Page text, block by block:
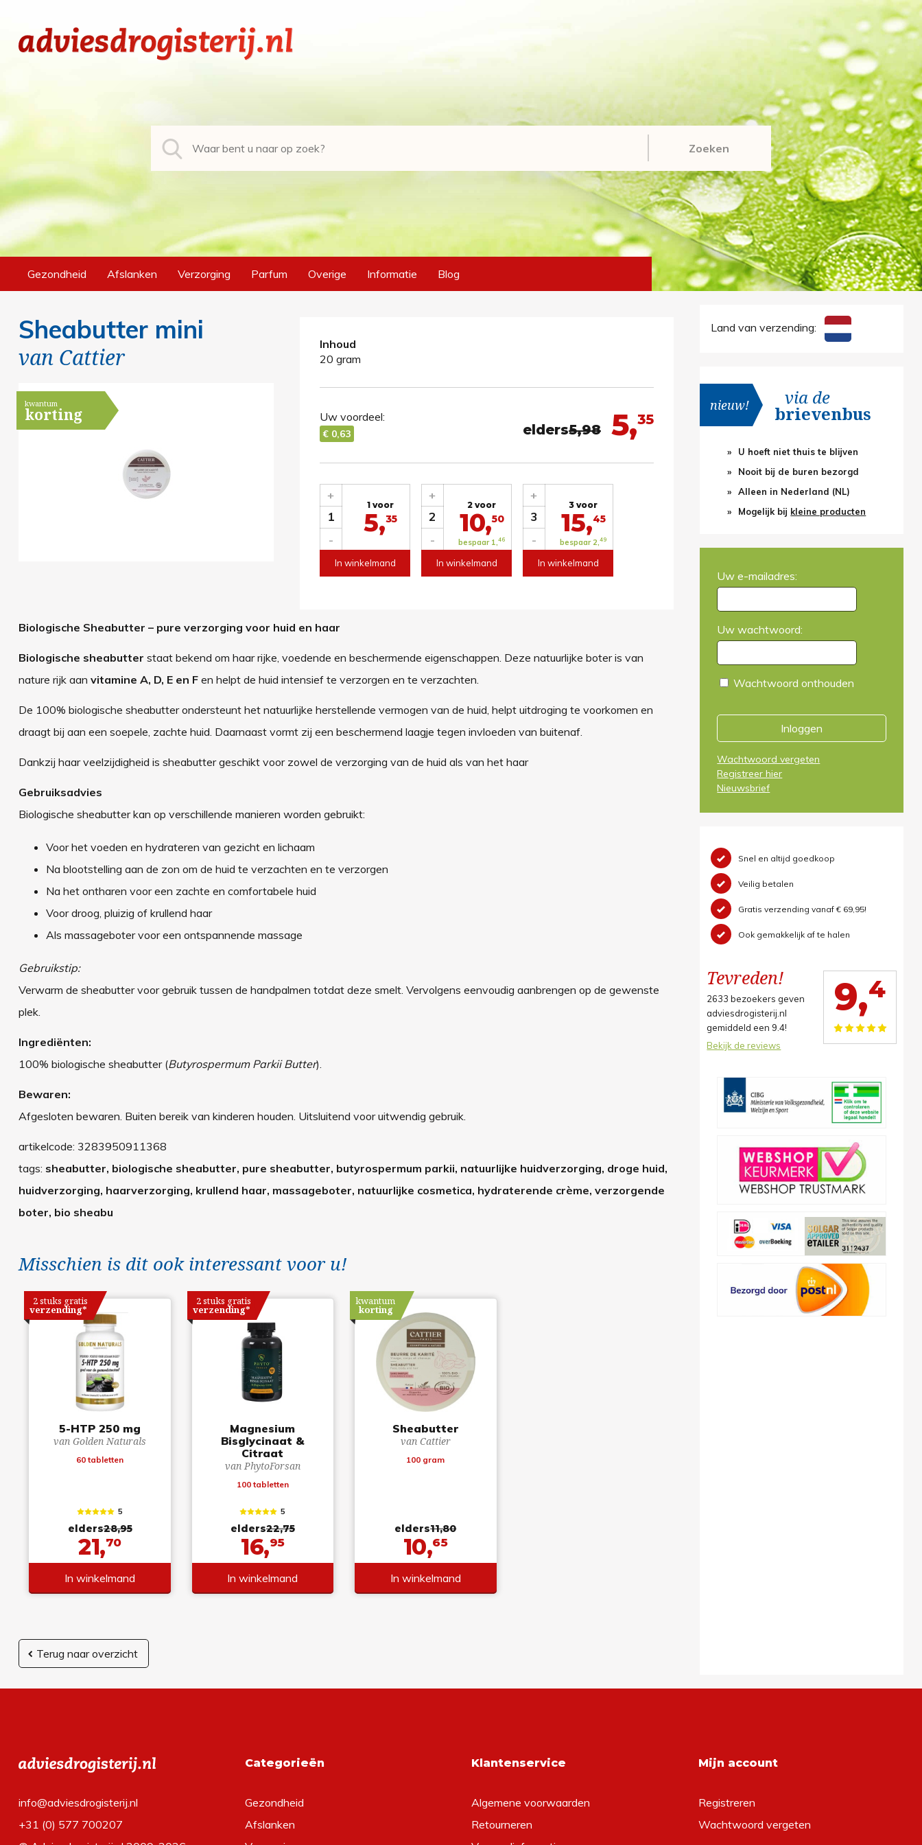
Zoeken
Gezondheid Afslanken Verzorging Parfum Overige Informatie Blog
Sheabutter mini
van Cattier
kwantum
korting
Inhoud
20 gram
5,35
elders5,98
Uw voordeel:
€ 0,63
1
-
+
1 voor
5,35
In winkelmand
2
-
+
2 voor
10,50
bespaar 1,46
In winkelmand
3
-
+
3 voor
15,45
bespaar 2,49
In winkelmand
Biologische Sheabutter – pure verzorging voor huid en haar
Biologische sheabutter staat bekend om haar rijke, voedende en beschermende eigenschappen. Deze natuurlijke boter is van
nature rijk aan vitamine A, D, E en Fen helpt de huid intensief te verzorgen en te verzachten.
De 100% biologische sheabutter ondersteunt het natuurlijke herstellende vermogen van de huid, helpt uitdroging te voorkomen en
draagt bij aan een soepele, zachte huid. Daarnaast vormt zij een beschermend laagje tegen invloeden van buitenaf.
Dankzij haar veelzijdigheid is sheabutter geschikt voor zowel de verzorging van de huid als van het haar
Gebruiksadvies
Biologische sheabutter kan op verschillende manieren worden gebruikt:
Voor het voeden en hydrateren van gezicht en lichaam
Na blootstelling aan de zon om de huid te verzachten en te verzorgen
Na het ontharen voor een zachte en comfortabele huid
Voor droog, pluizig of krullend haar
Als massageboter voor een ontspannende massage
Gebruikstip:
Verwarm de sheabutter voor gebruik tussen de handpalmen totdat deze smelt. Vervolgens eenvoudig aanbrengen op de gewenste
plek.
Ingrediënten:
100% biologische sheabutter (Butyrospermum Parkii Butter).
Bewaren:
Afgesloten bewaren. Buiten bereik van kinderen houden. Uitsluitend voor uitwendig gebruik.
artikelcode: 3283950911368
tags: sheabutter, biologische sheabutter, pure sheabutter, butyrospermum parkii, natuurlijke huidverzorging, droge huid,
huidverzorging, haarverzorging, krullend haar, massageboter, natuurlijke cosmetica, hydraterende crème, verzorgende
boter, bio sheabu
Misschien is dit ook interessant voor u!
5-HTP 250 mg
van Golden Naturals
60 tabletten
2 stuks gratis
verzending*
5
elders28,95
21,70
In winkelmand
Magnesium
Bisglycinaat &
Citraat
van PhytoForsan
100 tabletten
2 stuks gratis
verzending*
5
elders22,75
16,95
In winkelmand
Sheabutter
van Cattier
100 gram
kwantum
korting
elders11,80
10,65
In winkelmand
Terug naar overzicht
Land van verzending:
nieuw! via de
brievenbus
U hoeft niet thuis te blijven
Nooit bij de buren bezorgd
Alleen in Nederland (NL)
Mogelijk bij kleine producten
Uw e-mailadres:
Uw wachtwoord:
Wachtwoord onthouden
Inloggen
Wachtwoord vergeten
Registreer hier
Nieuwsbrief
Snel en altijd goedkoop
Veilig betalen
Gratis verzending vanaf € 69,95!
Ook gemakkelijk af te halen
Tevreden!
2633 bezoekers geven
adviesdrogisterij.nl
gemiddeld een 9.4!
Bekijk de reviews
9,4
info@adviesdrogisterij.nl
+31 (0) 577 700207
Categorieën
Gezondheid
Afslanken
Klantenservice
Algemene voorwaarden
Retourneren
Mijn account
Registreren
Wachtwoord vergeten